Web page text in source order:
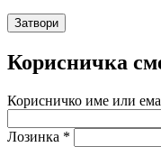
Затвори
Корисничка
Корисничко име или
Лозинка *